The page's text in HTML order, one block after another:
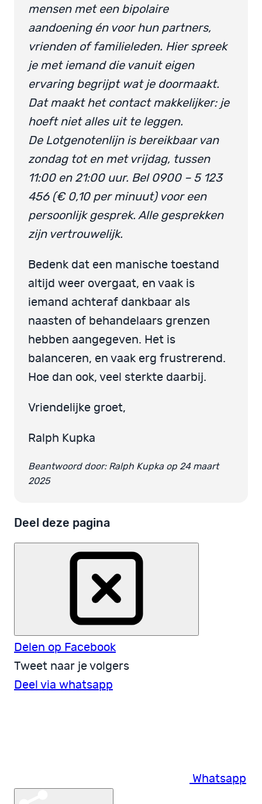
mensen met een bipolaire
aandoening én voor hun partners,
vrienden of familieleden. Hier spreek
je met iemand die vanuit eigen
ervaring begrijpt wat je doormaakt.
Dat maakt het contact makkelijker: je
hoeft niet alles uit te leggen.
De Lotgenotenlijn is bereikbaar van
zondag tot en met vrijdag, tussen
11:00 en 21:00 uur. Bel 0900 – 5 123
456 (€ 0,10 per minuut) voor een
persoonlijk gesprek. Alle gesprekken
zijn vertrouwelijk.
Bedenk dat een manische toestand
altijd weer overgaat, en vaak is
iemand achteraf dankbaar als
naasten of behandelaars grenzen
hebben aangegeven. Het is
balanceren, en vaak erg frustrerend.
Hoe dan ook, veel sterkte daarbij.
Vriendelijke groet,
Ralph Kupka
Beantwoord door: Ralph Kupka op 24 maart
2025
Deel deze pagina
Delen op Facebook
Tweet naar je volgers
Deel via whatsapp
Whatsapp